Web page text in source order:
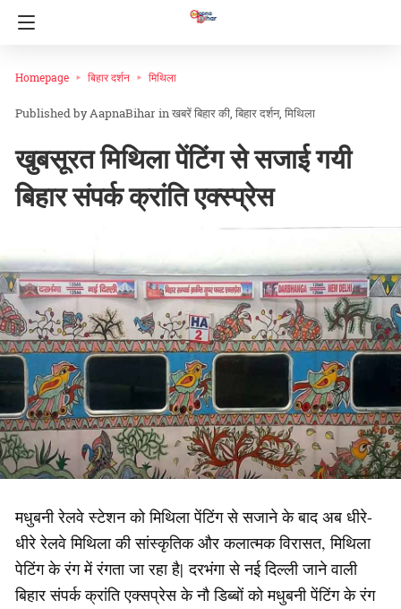
Homepage बिहार दर्शन मिथिला
AapnaBihar inखबरें बिहार की बिहार दर्शन मिथिला
खुबसूरत मिथिला पेंटिंग से सजाई गयी
बिहार संपर्क क्रांति एक्स्प्रेस
मधुबनी रेलवे स्टेशन को मिथिला पेंटिंग से सजाने के बाद अब धीरे-
धीरे रेलवे मिथिला की सांस्कृतिक और कलात्मक विरासत, मिथिला
पेटिंग के रंग में रंगता जा रहा है| दरभंगा से नई दिल्ली जाने वाली
बिहार संपर्क क्रांति एक्सप्रेस के नौ डिब्बों को मधुबनी पेंटिंग के रंग